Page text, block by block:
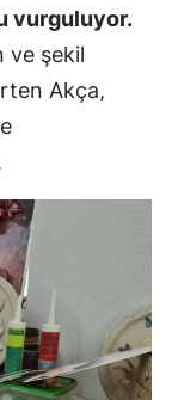
vurguluyor.
ve şekil
Akça,